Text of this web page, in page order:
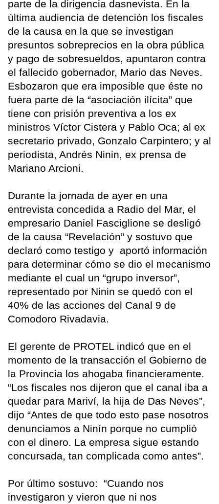
parte de la dirigencia dasnevista. En la
última audiencia de detención los fiscales
de la causa en la que se investigan
presuntos sobreprecios en la obra pública
y pago de sobresueldos, apuntaron contra
el fallecido gobernador, Mario das Neves.
Esbozaron que era imposible que éste no
fuera parte de la “asociación ilícita” que
tiene con prisión preventiva a los ex
ministros Víctor Cistera y Pablo Oca; al ex
secretario privado, Gonzalo Carpintero; y al
periodista, Andrés Ninin, ex prensa de
Mariano Arcioni.
Durante la jornada de ayer en una
entrevista concedida a Radio del Mar, el
empresario Daniel Fasciglione se desligó
de la causa “Revelación” y sostuvo que
declaró como testigo y aportó información
para determinar cómo se dio el mecanismo
mediante el cual un “grupo inversor”,
representado por Ninin se quedó con el
40% de las acciones del Canal 9 de
Comodoro Rivadavia.
El gerente de PROTEL indicó que en el
momento de la transacción el Gobierno de
la Provincia los ahogaba financieramente.
“Los fiscales nos dijeron que el canal iba a
quedar para Mariví, la hija de Das Neves”,
dijo “Antes de que todo esto pase nosotros
denunciamos a Ninín porque no cumplió
con el dinero. La empresa sigue estando
concursada, tan complicada como antes”.
Por último sostuvo: “Cuando nos
investigaron y vieron que ni nos